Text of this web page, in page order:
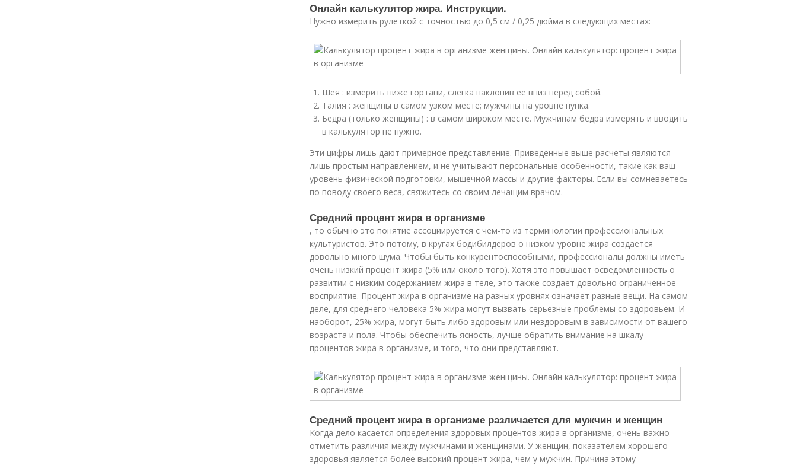
Онлайн калькулятор жира. Инструкции.
Нужно измерить рулеткой с точностью до 0,5 см / 0,25 дюйма в следующих местах:
Шея : измерить ниже гортани, слегка наклонив ее вниз перед собой.
Талия : женщины в самом узком месте; мужчины на уровне пупка.
Бедра (только женщины) : в самом широком месте. Мужчинам бедра измерять и вводить
в калькулятор не нужно.
Эти цифры лишь дают примерное представление. Приведенные выше расчеты являются
лишь простым направлением, и не учитывают персональные особенности, такие как ваш
уровень физической подготовки, мышечной массы и другие факторы. Если вы сомневаетесь
по поводу своего веса, свяжитесь со своим лечащим врачом.
Средний процент жира в организме
, то обычно это понятие ассоциируется с чем-то из терминологии профессиональных
культуристов. Это потому, в кругах бодибилдеров о низком уровне жира создаётся
довольно много шума. Чтобы быть конкурентоспособными, профессионалы должны иметь
очень низкий процент жира (5% или около того). Хотя это повышает осведомленность о
развитии с низким содержанием жира в теле, это также создает довольно ограниченное
восприятие. Процент жира в организме на разных уровнях означает разные вещи. На самом
деле, для среднего человека 5% жира могут вызвать серьезные проблемы со здоровьем. И
наоборот, 25% жира, могут быть либо здоровым или нездоровым в зависимости от вашего
возраста и пола. Чтобы обеспечить ясность, лучше обратить внимание на шкалу
процентов жира в организме, и того, что они представляют.
Средний процент жира в организме различается для мужчин и женщин
Когда дело касается определения здоровых процентов жира в организме, очень важно
отметить различия между мужчинами и женщинами. У женщин, показателем хорошего
здоровья является более высокий процент жира, чем у мужчин. Причина этому —